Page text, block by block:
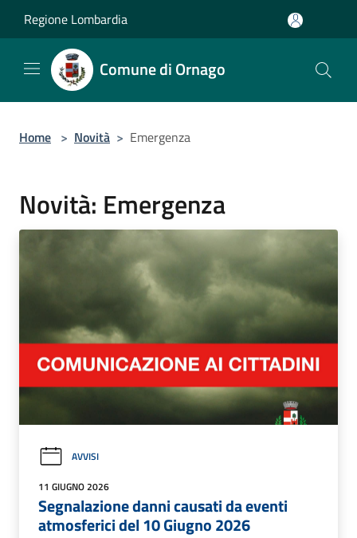
Regione Lombardia
Comune di Ornago
Home > Novità > Emergenza
Novità: Emergenza
AVVISI
11 GIUGNO 2026
Segnalazione danni causati da eventi
atmosferici del 10 Giugno 2026